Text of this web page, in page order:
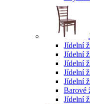
Jídelní
Jídelní
Jídelní
Jídelní
Jídelní
Barové
Jídelní